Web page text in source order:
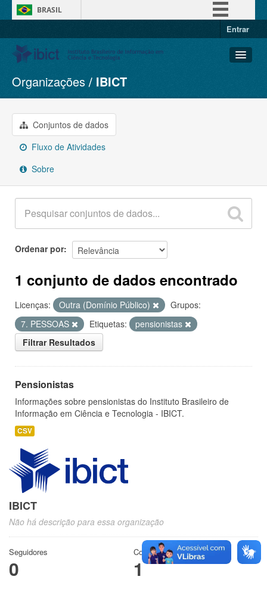
BRASIL
Entrar
Conjuntos de dados
Organizações
Grupos
Sobre
Organizações IBICT
Conjuntos de dados
Fluxo de Atividades
Sobre
Ordenar por
1 conjunto de dados encontrado
Licenças: Outra (Domínio Público)
Grupos:
7. PESSOAS
Etiquetas:
pensionistas
Filtrar Resultados
Pensionistas
Informações sobre pensionistas do Instituto Brasileiro de
Informação em Ciência e Tecnologia - IBICT.
CSV
IBICT
Não há descrição para essa organização
Seguidores
0
Conjuntos de dados
1